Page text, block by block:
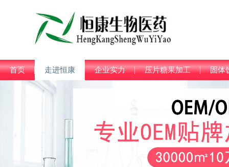
首页 走进恒康 企业实力 压片糖果加工 固体